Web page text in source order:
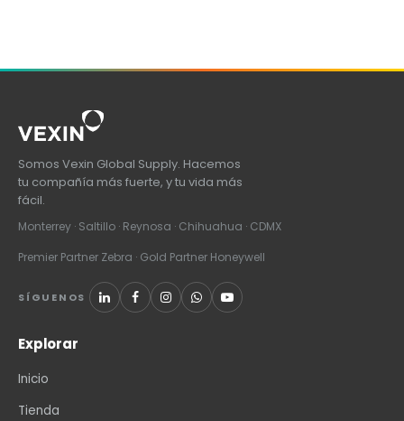
Somos Vexin Global Supply. Hacemos
tu compañía más fuerte, y tu vida más
fácil.
Monterrey · Saltillo · Reynosa · Chihuahua · CDMX
Premier Partner Zebra · Gold Partner Honeywell
SÍGUENOS
Explorar
Inicio
Tienda